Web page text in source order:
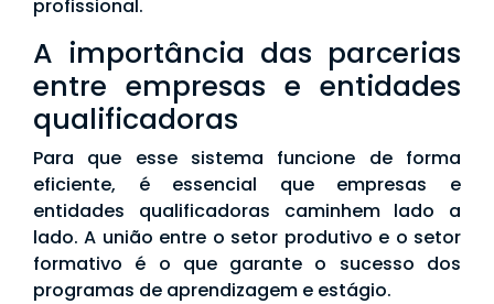
profissional.
A importância das parcerias
entre empresas e entidades
qualificadoras
Para que esse sistema funcione de forma
eficiente, é essencial que empresas e
entidades qualificadoras caminhem lado a
lado. A união entre o setor produtivo e o setor
formativo é o que garante o sucesso dos
programas de aprendizagem e estágio.